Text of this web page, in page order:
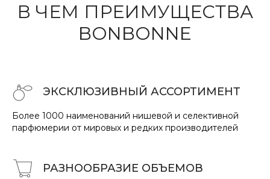
В ЧЕМ ПРЕИМУЩЕСТВА
BONBONNE
ЭКСКЛЮЗИВНЫЙ АССОРТИМЕНТ
Более 1000 наименований нишевой и селективной
парфюмерии от мировых и редких производителей
РАЗНООБРАЗИЕ ОБЪЕМОВ